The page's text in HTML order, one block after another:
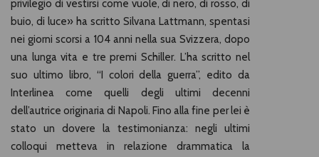
privilegio di vestirsi come vuole, di nero, di rosso, di
buio, di luce» ha scritto Silvana Lattmann, spentasi
nei giorni scorsi a 104 anni nella sua Svizzera, dopo
una lunga vita e tre premi Schiller. L’ha scritto nel
suo ultimo libro, “I colori della guerra”, edito da
Interlinea come quelli degli ultimi decenni
dell’autrice originaria di Napoli. Fino alla fine per lei è
stato un dovere la testimonianza: negli ultimi
colloqui metteva in relazione drammatica la